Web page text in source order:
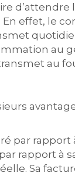
d’attendre
En effet, le
au
au
par rapport
rapport à
Sa